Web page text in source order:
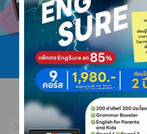
โทร 089 422 4546
ไลน์ @ajarnadam